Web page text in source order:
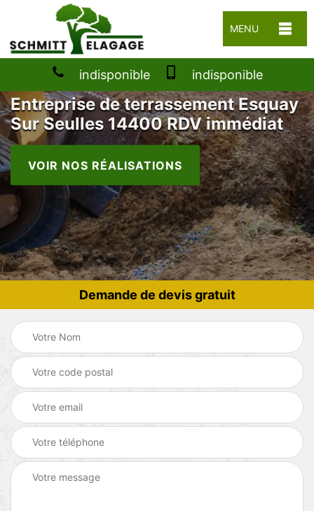
MENU
indisponible indisponible
Entreprise de terrassement Esquay
Sur Seulles 14400 RDV immédiat
VOIR NOS RÉALISATIONS
Demande de devis gratuit